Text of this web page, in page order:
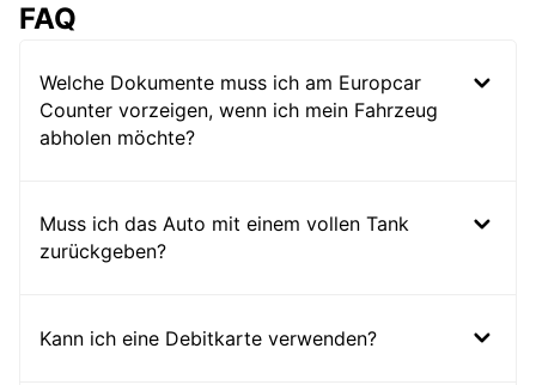
FAQ
Welche Dokumente muss ich am Europcar
Counter vorzeigen, wenn ich mein Fahrzeug
abholen möchte?
Muss ich das Auto mit einem vollen Tank
zurückgeben?
Kann ich eine Debitkarte verwenden?